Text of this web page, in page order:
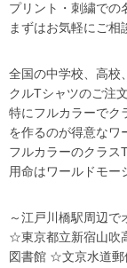
プリント・刺繍での
まずはお気軽にご相
全国の中学校、高校
クルTシャツのご注
特にフルカラーでク
を作るのが得意なワ
フルカラーのクラス
用命はワールドモー
～江戸川橋駅周辺で
☆東京都立新宿山吹
図書館 ☆文京水道